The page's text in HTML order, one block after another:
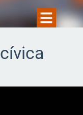
cívica